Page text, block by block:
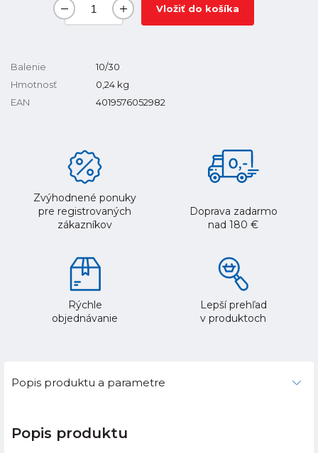
Vložiť do košíka
Balenie
10/30
Hmotnosť
0,24 kg
EAN
4019576052982
Zvýhodnené ponuky
pre registrovaných
zákazníkov
Doprava zadarmo
nad 180 €
Rýchle
objednávanie
Lepší prehľad
v produktoch
Popis produktu a parametre
Popis produktu